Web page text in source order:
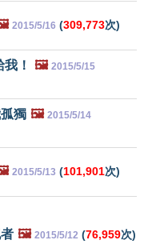
2015/5/16 (309,773次)
！ 🖼️ 2015/5/15
獨 🖼️ 2015/5/14
2015/5/13 (101,901次)
🖼️ 2015/5/12 (76,959次)